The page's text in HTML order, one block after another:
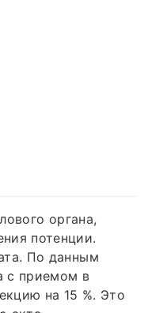
органа,
потенции.
По данным
с приемом в
на 15 %. Это